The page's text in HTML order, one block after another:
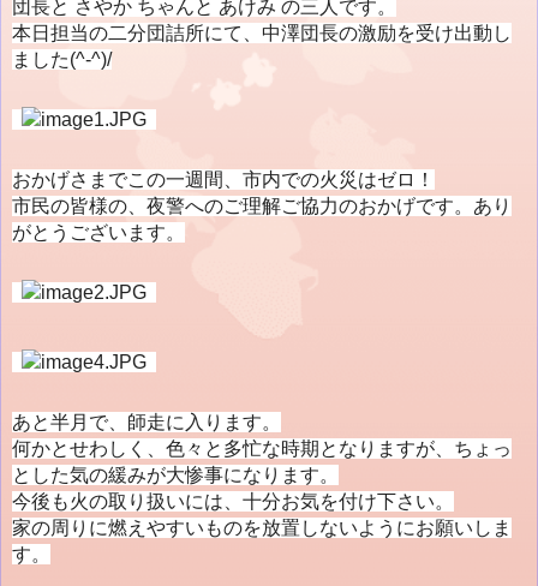
団長と さやか ちゃんと あけみ の三人です。
本日担当の二分団詰所にて、中澤団長の激励を受け出動し
ました(^-^)/
おかげさまでこの一週間、市内での火災はゼロ！
市民の皆様の、夜警へのご理解ご協力のおかげです。あり
がとうございます。
あと半月で、師走に入ります。
何かとせわしく、色々と多忙な時期となりますが、ちょっ
とした気の緩みが大惨事になります。
今後も火の取り扱いには、十分お気を付け下さい。
家の周りに燃えやすいものを放置しないようにお願いしま
す。